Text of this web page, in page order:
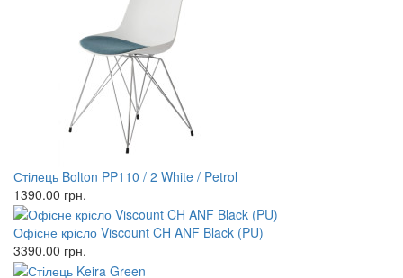
Стілець Bolton PP110 / 2 White / Petrol
1390.00 грн.
Офісне крісло Viscount CH ANF Black (PU)
3390.00 грн.